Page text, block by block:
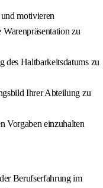
motivieren
zu
des Haltbarkeitsdatums zu
Ihrer Abteilung zu
Vorgaben einzuhalten
Berufserfahrung im